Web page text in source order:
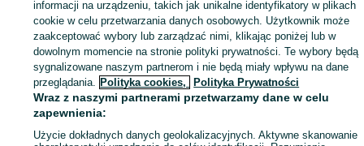
Zaloguj się lub załóż konto na OLX, aby skontaktować się z
sprzedającym
Zaloguj się / Załóż konto
informacji na urządzeniu, takich jak unikalne identyfikatory w plikach
cookie w celu przetwarzania danych osobowych. Użytkownik może
zaakceptować wybory lub zarządzać nimi, klikając poniżej lub w
dowolnym momencie na stronie polityki prywatności. Te wybory będą
sygnalizowane naszym partnerom i nie będą miały wpływu na dane
przeglądania. Polityka cookies, Polityka Prywatności
Wraz z naszymi partnerami przetwarzamy dane w celu
zapewnienia:
Użycie dokładnych danych geolokalizacyjnych. Aktywne skanowanie